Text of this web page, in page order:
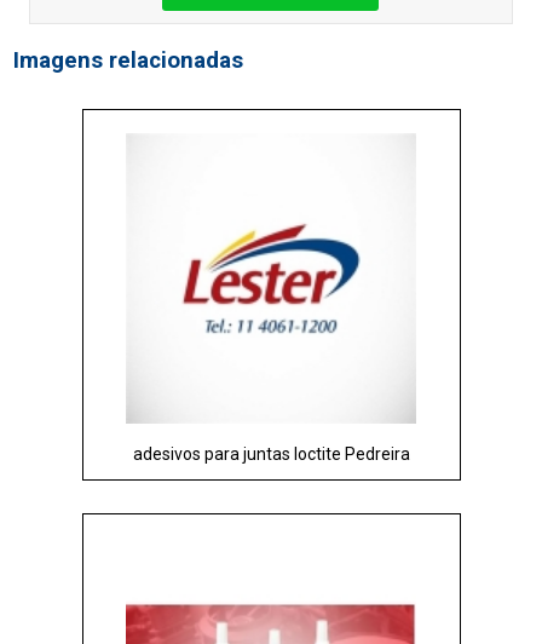
Imagens relacionadas
adesivos para juntas loctite Pedreira